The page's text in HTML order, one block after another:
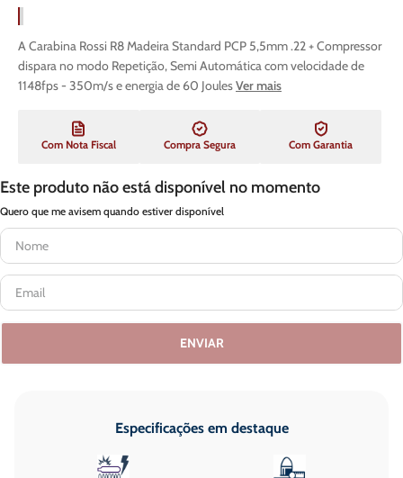
A Carabina Rossi R8 Madeira Standard PCP 5,5mm .22 + Compressor
dispara no modo Repetição, Semi Automática com velocidade de
1148fps - 350m/s e energia de 60 JoulesVer mais
Com Nota Fiscal Compra Segura Com Garantia
Este produto não está disponível no momento
Quero que me avisem quando estiver disponível
ENVIAR
Especificações em destaque